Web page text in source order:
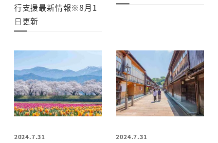
行支援最新情報※8月1
日更新
2024.7.31 2024.7.31